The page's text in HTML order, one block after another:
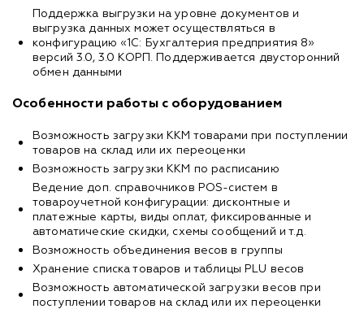
Поддержка выгрузки на уровне документов и
выгрузка данных может осуществляться в
конфигурацию «1С: Бухгалтерия предприятия 8»
версий 3.0, 3.0 КОРП. Поддерживается двусторонний
обмен данными
Особенности работы с оборудованием
Возможность загрузки ККМ товарами при поступлении
товаров на склад или их переоценки
Возможность загрузки ККМ по расписанию
Ведение доп. справочников POS-систем в
товароучетной конфигурации: дисконтные и
платежные карты, виды оплат, фиксированные и
автоматические скидки, схемы сообщений и т.д.
Возможность объединения весов в группы
Хранение списка товаров и таблицы PLU весов
Возможность автоматической загрузки весов при
поступлении товаров на склад или их переоценки